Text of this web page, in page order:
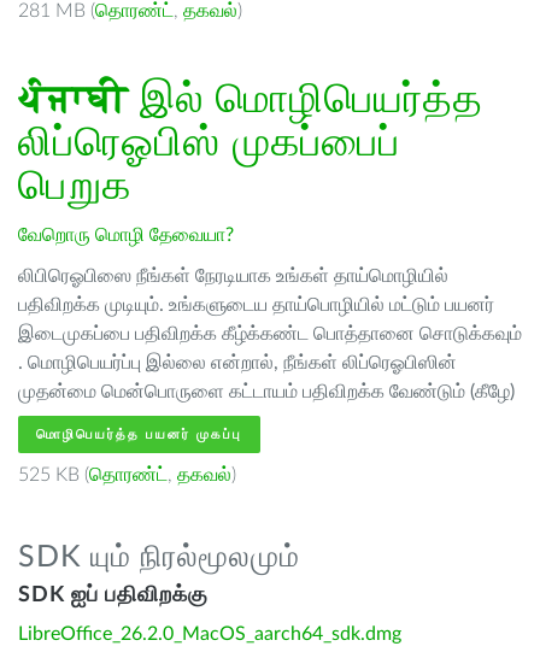
281 MB (தொரண்ட் , தகவல்)
ਪੰਜਾਬੀஇல் மொழிபெயர்த்த
லிப்ரெஓபிஸ் முகப்பைப்
பெறுக
வேறொரு மொழி தேவையா?
லிபிரெஓபிஸை நீங்கள் நேரடியாக உங்கள் தாய்மொழியில்
பதிவிறக்க முடியும். உங்களுடைய தாய்பொழியில் மட்டும் பயனர்
இடைமுகப்பை பதிவிறக்க கீழ்க்கண்ட பொத்தானை சொடுக்கவும்
. மொழிபெயர்ப்பு இல்லை என்றால், நீங்கள் லிப்ரெஓபிஸின்
முதன்மை மென்பொருளை கட்டாயம் பதிவிறக்க வேண்டும் (கீழே)
மொழிபெயர்த்த பயனர் முகப்பு
525 KB (தொரண்ட் , தகவல்)
SDK யும் நிரல்மூலமும்
SDK ஐப் பதிவிறக்கு
LibreOffice_26.2.0_MacOS_aarch64_sdk.dmg